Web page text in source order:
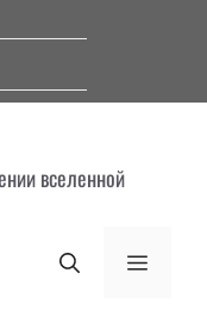
вселенной
Меню